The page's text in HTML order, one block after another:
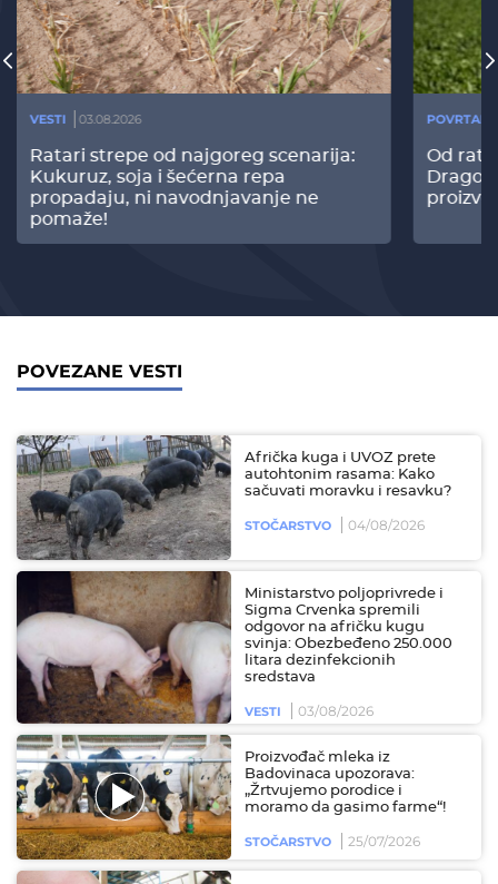
VESTI 03.08.2026
Ratari strepe od najgoreg scenarija:
Kukuruz, soja i šećerna repa
propadaju, ni navodnjavanje ne
pomaže!
Od
POVEZANE VESTI
Afrička kuga i UVOZ prete
autohtonim rasama: Kako
sačuvati moravku i resavku?
STOČARSTVO 04/08/2026
Ministarstvo poljoprivrede i
Sigma Crvenka spremili
odgovor na afričku kugu
svinja: Obezbeđeno 250.000
litara dezinfekcionih
sredstava
VESTI 03/08/2026
Proizvođač mleka iz
Badovinaca upozorava:
„Žrtvujemo porodice i
moramo da gasimo farme“!
STOČARSTVO 25/07/2026